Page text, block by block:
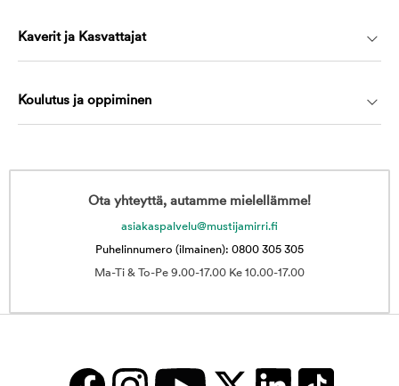
Kaverit ja Kasvattajat
Koulutus ja oppiminen
Ota yhteyttä, autamme mielellämme!
asiakaspalvelu@mustijamirri.fi
Puhelinnumero (ilmainen): 0800 305 305
Ma-Ti & To-Pe 9.00-17.00 Ke 10.00-17.00